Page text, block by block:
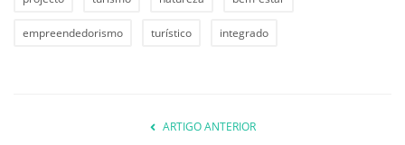
empreendedorismo turístico integrado
ARTIGO ANTERIOR